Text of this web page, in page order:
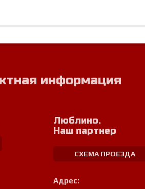
информация
Люблино.
Наш партнер
СХЕМА ПРОЕЗДА
Адрес: